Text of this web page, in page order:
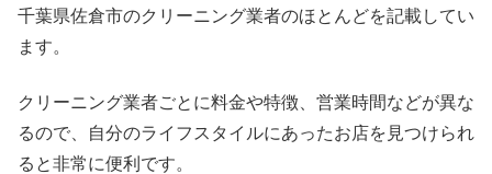
千葉県佐倉市のクリーニング業者のほとんどを記載してい
ます。
クリーニング業者ごとに料金や特徴、営業時間などが異な
るので、自分のライフスタイルにあったお店を見つけられ
ると非常に便利です。